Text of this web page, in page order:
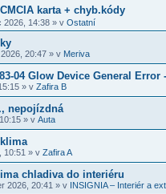
karta + chyb.kódy
2026, 14:38 » v Ostatní
20:47 » v Meriva
04 Glow Device General
» v Zafira B
nepojízdná
» v Auta
10:51 » v Zafira A
chladiva do interiéru
2026, 20:41 » v INSIGNIA – Interiér a